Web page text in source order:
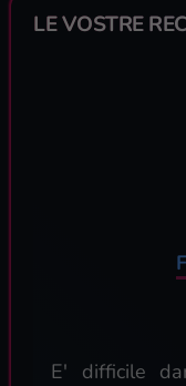
LE VOSTRE
E' difficile